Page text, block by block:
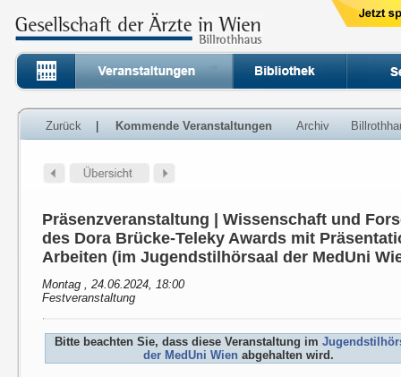
Zurück Kommende Veranstaltungen Archiv
Präsenzveranstaltung | Wissenschaft und
des Dora Brücke-Teleky Awards mit
Arbeiten (im Jugendstilhörsaal der MedUni
Montag , 24.06.2024, 18:00
Festveranstaltung
Bitte beachten Sie, dass diese Veranstaltung im
der MedUni Wien abgehalten wird.